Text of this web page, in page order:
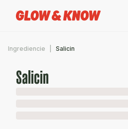
Ingrediencie Salicin
Salicin